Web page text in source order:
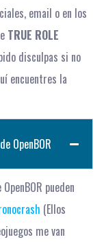
email o en los
TRUE ROLE
disculpas si no
encuentres la
OpenBOR
pueden
(Ellos
me van